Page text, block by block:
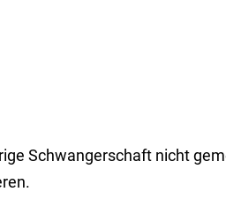
Schwangerschaft nicht